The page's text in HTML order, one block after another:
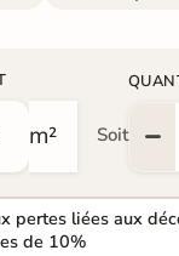
m² Soit
pertes liées aux
de 10%